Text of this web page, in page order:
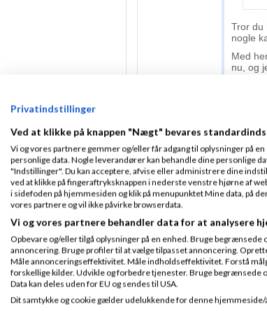
Tror du
nogle
Med
nu, og
at de
Og
min.
Det
kunden
det
Det er
andet
fra
Hvorfor
Privatindstillinger
Ved at klikke på knappen "Nægt" bevares
Vi og vores partnere gemmer og/eller får adgang til oplysninger på
personlige data. Nogle leverandører kan behandle dine personlige
"Indstillinger". Du kan acceptere, afvise eller administrere dine
ved at klikke på fingeraftryksknappen i nederste venstre hjørne af
i sidefoden på hjemmesiden og klik på menupunktet Mine data, på
vores partnere og vil ikke påvirke browserdata.
Vi og vores partnere behandler data for at analysere
Opbevare og/eller tilgå oplysninger på en enhed. Bruge
annoncering. Bruge profiler til at vælge tilpasset annoncering.
Måle annonceringseffektivitet. Måle indholdseffektivitet. Forstå
forskellige kilder. Udvikle og forbedre tjenester. Bruge begrænsede
Data kan deles uden for EU og sendes til USA.
Dit samtykke og cookie gælder udelukkende for denne hjemmeside/